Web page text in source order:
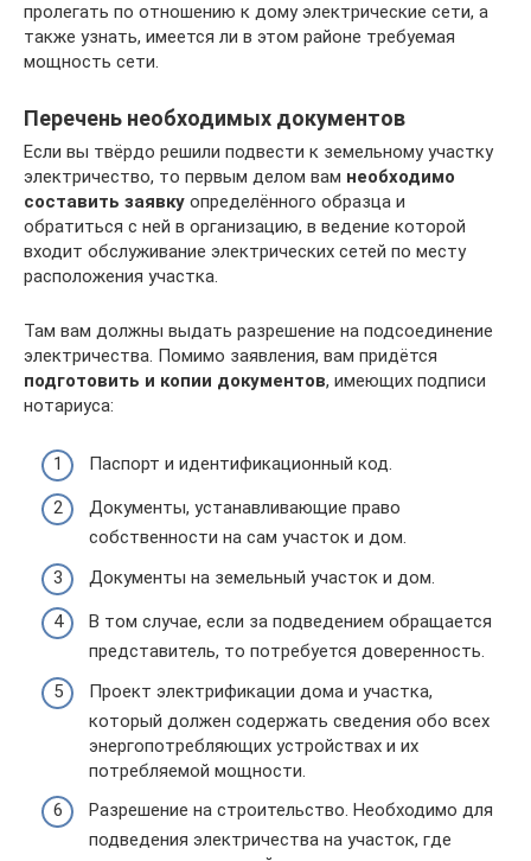
пролегать по отношению к дому электрические сети, а
также узнать, имеется ли в этом районе требуемая
мощность сети.
Перечень необходимых документов
Если вы твёрдо решили подвести к земельному участку
электричество, то первым делом вам необходимо
составить заявку определённого образца и
обратиться с ней в организацию, в ведение которой
входит обслуживание электрических сетей по месту
расположения участка.
Там вам должны выдать разрешение на подсоединение
электричества. Помимо заявления, вам придётся
подготовить и копии документов, имеющих подписи
нотариуса:
Паспорт и идентификационный код.
Документы, устанавливающие право
собственности на сам участок и дом.
Документы на земельный участок и дом.
В том случае, если за подведением обращается
представитель, то потребуется доверенность.
Проект электрификации дома и участка,
который должен содержать сведения обо всех
энергопотребляющих устройствах и их
потребляемой мощности.
Разрешение на строительство. Необходимо для
подведения электричества на участок, где